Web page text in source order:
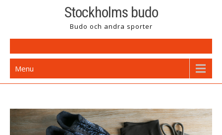
Stockholms budo
Budo och andra sporter
Menu